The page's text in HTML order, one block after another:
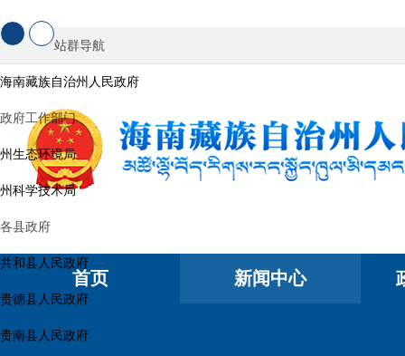
站群导航
海南藏族自治州人民政府
政府工作部门
州生态环境局
州科学技术局
各县政府
共和县人民政府
贵德县人民政府
贵南县人民政府
首页 新闻中心